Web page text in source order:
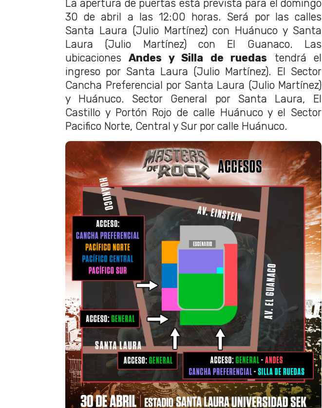
La apertura de puertas está prevista para el domingo
30 de abril a las 12:00 horas. Será por las calles
Santa Laura (Julio Martínez) con Huánuco y Santa
Laura (Julio Martínez) con El Guanaco. Las
ubicacionesAndes y Silla de ruedas tendrá el
ingreso por Santa Laura (Julio Martínez). El Sector
Cancha Preferencial por Santa Laura (Julio Martínez)
y Huánuco. Sector General por Santa Laura, El
Castillo y Portón Rojo de calle Huánuco y el Sector
Pacifico Norte, Central y Sur por calle Huánuco.